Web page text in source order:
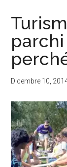
parchi
Dicembre 10,